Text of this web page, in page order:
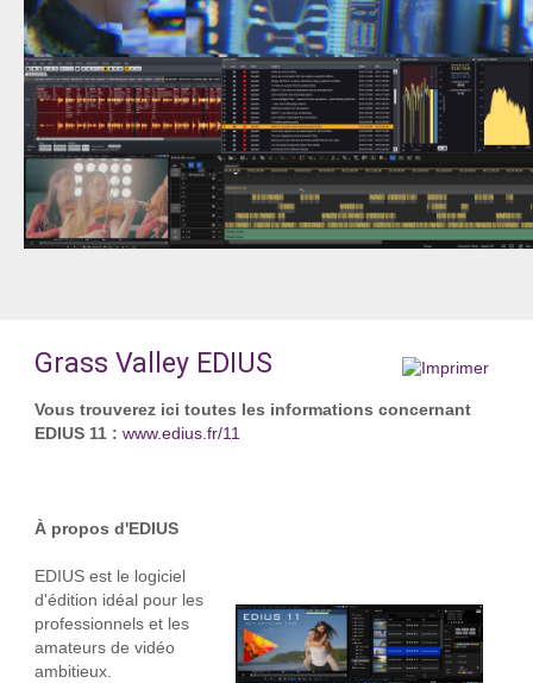
Grass Valley EDIUS
Vous trouverez ici toutes les informations concernant
EDIUS 11 : www.edius.fr/11
À propos d'EDIUS
EDIUS est le logiciel
d'édition idéal pour les
professionnels et les
amateurs de vidéo
ambitieux.